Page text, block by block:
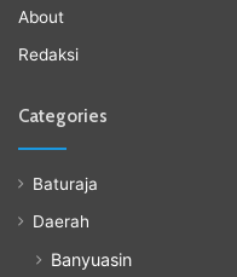
About
Redaksi
Categories
Baturaja
Daerah
Banyuasin